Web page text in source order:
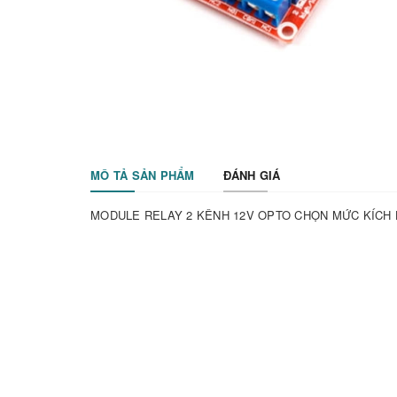
MÔ TẢ SẢN PHẨM ĐÁNH GIÁ
MODULE RELAY 2 KÊNH 12V OPTO CHỌN MỨC KÍCH